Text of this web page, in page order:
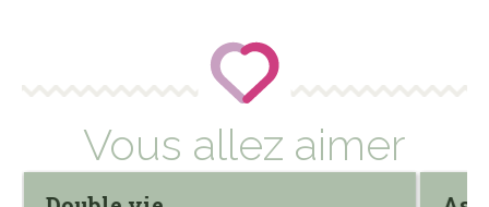
Vous allez aimer